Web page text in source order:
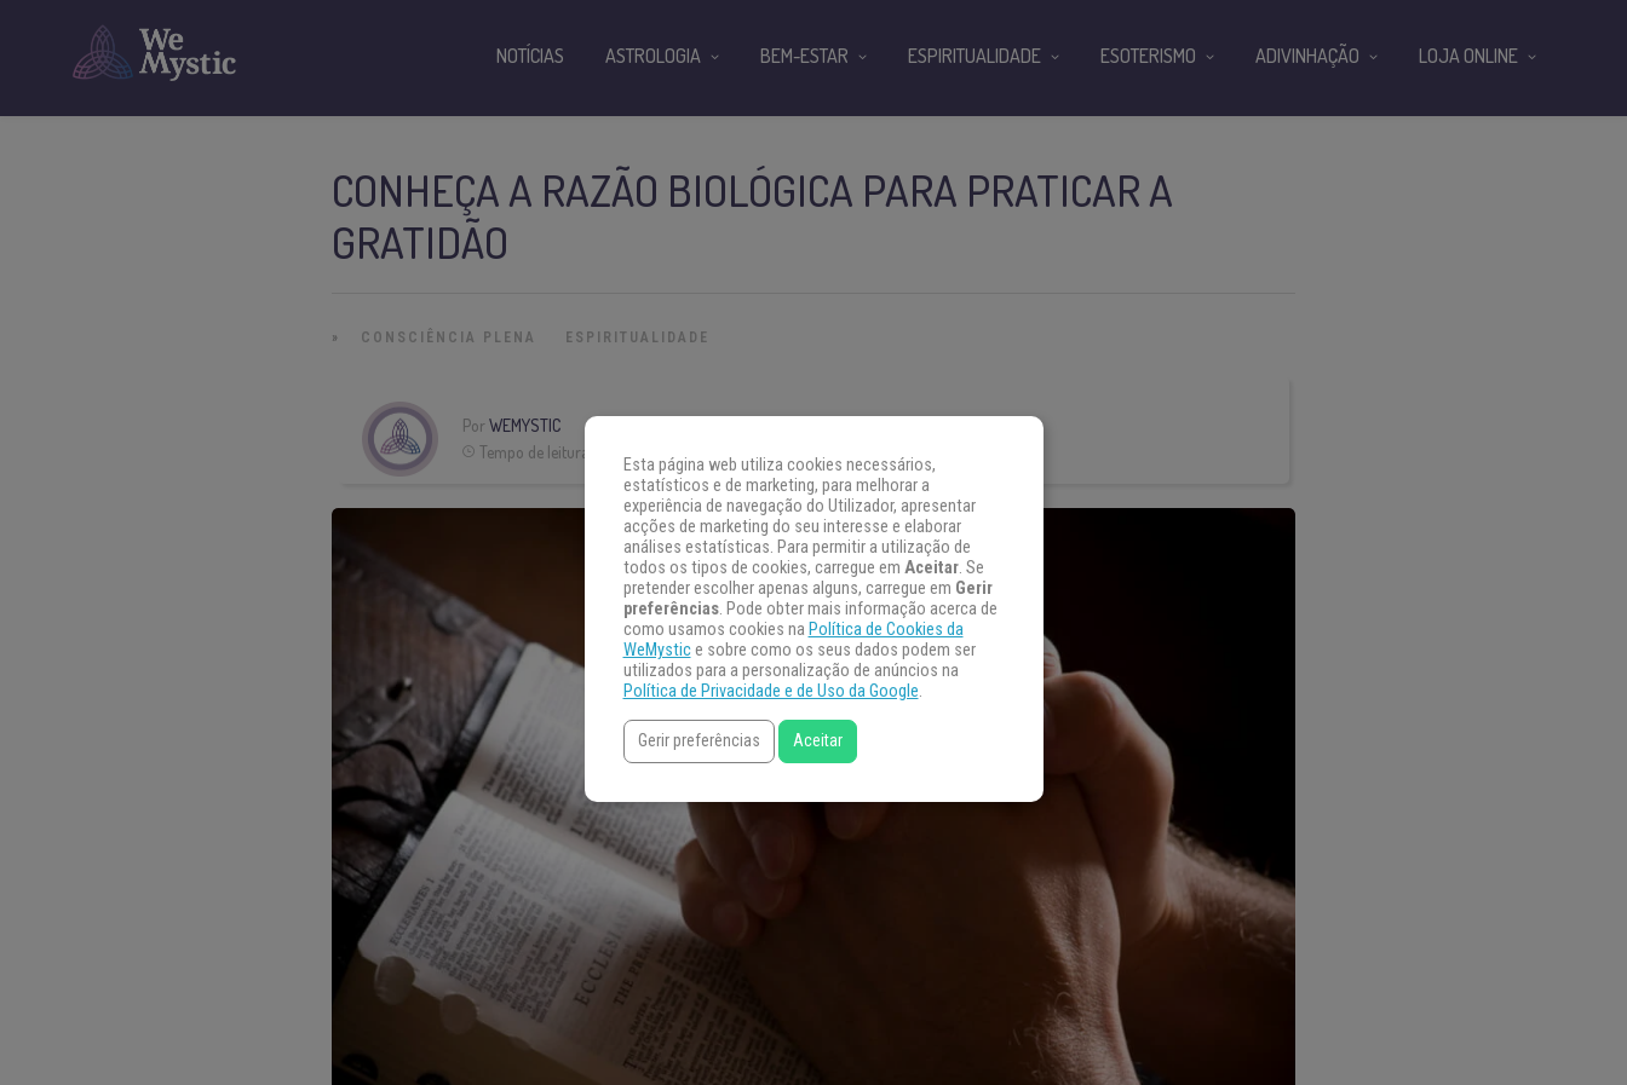
CONHEÇA A RAZÃO BIOLÓGICA PARA PRATICAR A
GRATIDÃO
» CONSCIÊNCIA PLENA ESPIRITUALIDADE
Por WEMYSTIC
Tempo de leitura:
NOTÍCIAS ASTROLOGIA BEM-ESTAR ESPIRITUALIDADE ESOTERISMO ADIVINHAÇÃO LOJA ONLINE
Esta página web utiliza cookies necessários,
estatísticos e de marketing, para melhorar a
experiência de navegação do Utilizador, apresentar
acções de marketing do seu interesse e elaborar
análises estatísticas. Para permitir a utilização de
todos os tipos de cookies, carregue em Aceitar. Se
pretender escolher apenas alguns, carregue em Gerir
preferências. Pode obter mais informação acerca de
como usamos cookies na Política de Cookies da
WeMystice sobre como os seus dados podem ser
utilizados para a personalização de anúncios na
Política de Privacidade e de Uso da Google.
Gerir preferências Aceitar